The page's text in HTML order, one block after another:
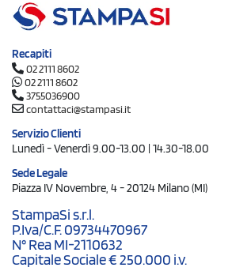
Recapiti
02 2111 8602
02 2111 8602
3755036900
contattaci@stampasi.it
Servizio Clienti
Lunedì - Venerdì 9.00-13.00 | 14.30-18.00
Sede Legale
Piazza IV Novembre, 4 - 20124 Milano (MI)
StampaSi s.r.l.
P.Iva/C.F. 09734470967
N° Rea MI-2110632
Capitale Sociale € 250.000 i.v.